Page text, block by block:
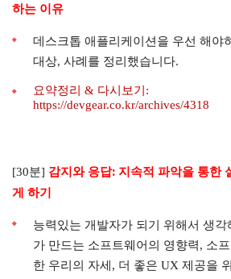
하는 이유
데스크톱 애플리케이션을 우선 해야
대상, 사례를 정리했습니다.
요약정리 & 다시보기:
https://devgear.co.kr/archives/4318
[30분] 감지와 응답: 지속적 파악을 통한
게 하기
능력있는 개발자가 되기 위해서 생각
가 만드는 소프트웨어의 영향력, 소
한 우리의 자세, 더 좋은 UX 제공을